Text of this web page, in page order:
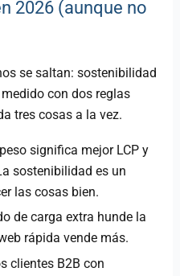
2026 (aunque no
se saltan: sostenibilidad
con dos reglas
tres cosas a la vez.
significa mejor LCP y
sostenibilidad es un
las cosas bien.
de carga extra hunde la
rápida vende más.
clientes B2B con